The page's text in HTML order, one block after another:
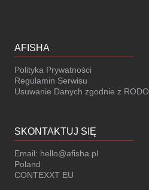
AFISHA
Polityka Prywatności
Regulamin Serwisu
Usuwanie Danych zgodnie z RODO
SKONTAKTUJ SIĘ
Email: hello@afisha.pl
Poland
CONTEXXT EU